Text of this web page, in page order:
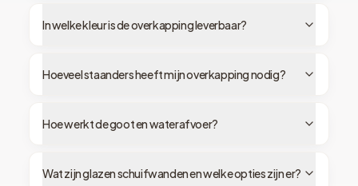
In welke kleur is de overkapping leverbaar?
Hoeveel staanders heeft mijn overkapping nodig?
Hoe werkt de goot en waterafvoer?
Wat zijn glazen schuifwanden en welke opties zijn er?